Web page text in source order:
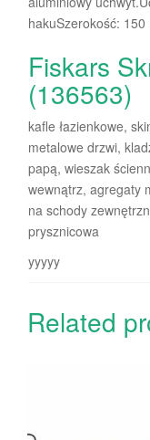
hakuSzerokość:
Fiskars
(136563)
kafle łazienkowe,
metalowe drzwi,
papą, wieszak
wewnątrz, agregaty
na schody
prysznicowa
yyyyy
Related